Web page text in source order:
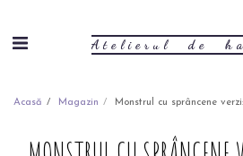
Atelierul de
Acasă Magazin Monstrul cu sprâncene